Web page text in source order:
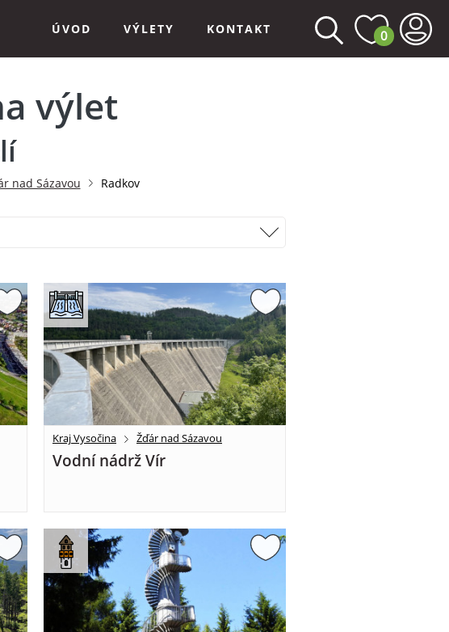
ÚVOD VÝLETY KONTAKT 0
výlet
nad Sázavou Radkov
Kraj Vysočina Žďár nad Sázavou
Vodní nádrž Vír